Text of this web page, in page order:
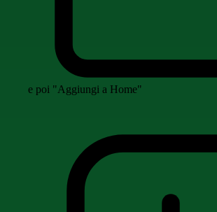
e poi "Aggiungi a Home"